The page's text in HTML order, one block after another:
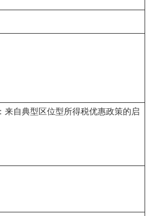
自典型区位型所得税优惠政策的启